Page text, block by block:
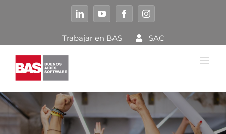
LinkedInYouTubeFacebookInstagram
Trabajar en BAS SAC